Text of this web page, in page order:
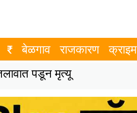
बेळगाव राजकारण क्राइम
पडून मृत्यू